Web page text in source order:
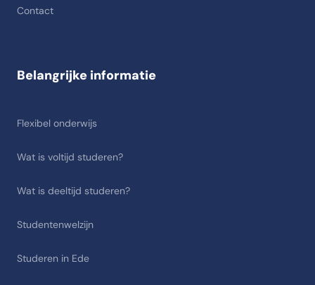
Contact
Belangrijke informatie
Flexibel onderwijs
Wat is voltijd studeren?
Wat is deeltijd studeren?
Studentenwelzijn
Studeren in Ede